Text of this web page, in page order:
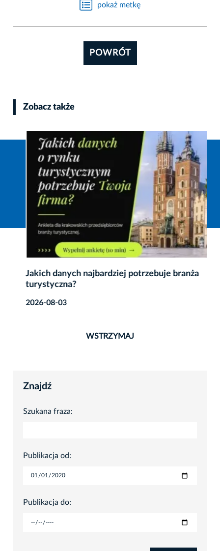
pokaż metkę
POWRÓT
Zobacz także
Jakich danych najbardziej potrzebuje branża
turystyczna?
2026-08-03
WSTRZYMAJ
Znajdź
Szukana fraza:
Publikacja od:
Publikacja do: